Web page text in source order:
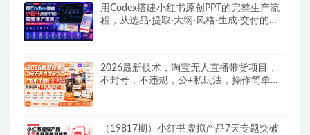
用Codex搭建小红书原创PPT的完整生产流
程，从选品·提取·大纲·风格·生成·交付的九
2026最新技术，淘宝无人直播带货项目，
不封号，不违规，公+私玩法，操作简单，
（19817期）小红书虚拟产品7天专题突破